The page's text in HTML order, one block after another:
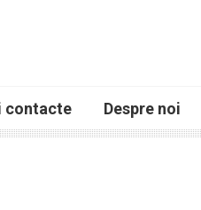
contacte Despre noi